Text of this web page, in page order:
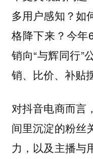
多用户感知？如
格降下来？今年
销向“与辉同行
销、比价、补贴
对抖音电商而言
间里沉淀的粉丝
力，以及主播与